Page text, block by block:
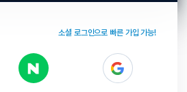
소셜 로그인으로 빠른 가입 가능!